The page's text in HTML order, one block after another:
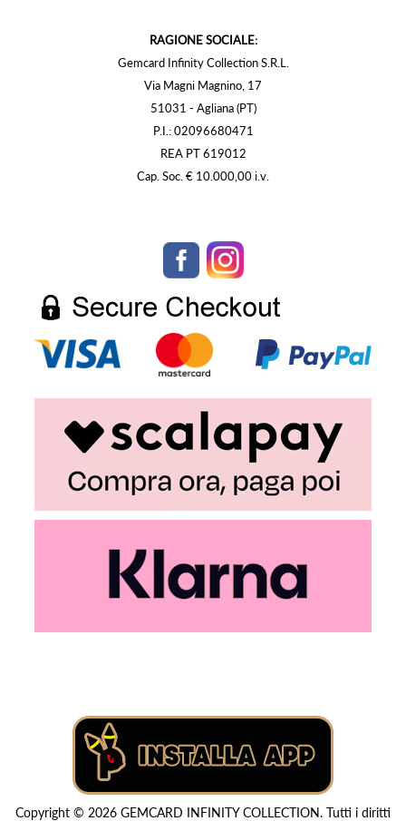
RAGIONE SOCIALE:
Gemcard Infinity Collection S.R.L.
Via Magni Magnino, 17
51031 - Agliana (PT)
P.I.: 02096680471
REA PT 619012
Cap. Soc. € 10.000,00 i.v.
Copyright © 2026 GEMCARD INFINITY COLLECTION. Tutti i diritti